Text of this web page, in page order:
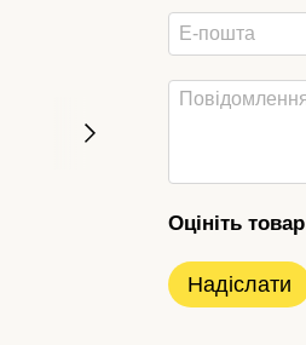
Оцініть товар
Надіслати